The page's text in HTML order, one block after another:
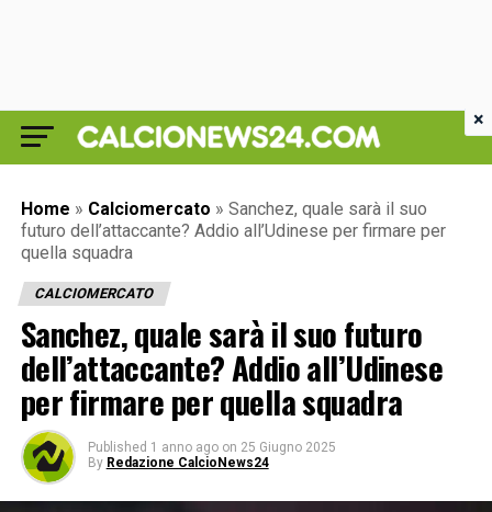
Home » Calciomercato » Sanchez, quale sarà il suo
futuro dell’attaccante? Addio all’Udinese per firmare per
quella squadra
CALCIOMERCATO
Sanchez, quale sarà il suo futuro
dell’attaccante? Addio all’Udinese
per firmare per quella squadra
Published 1 anno ago on 25 Giugno 2025
By Redazione CalcioNews24
×